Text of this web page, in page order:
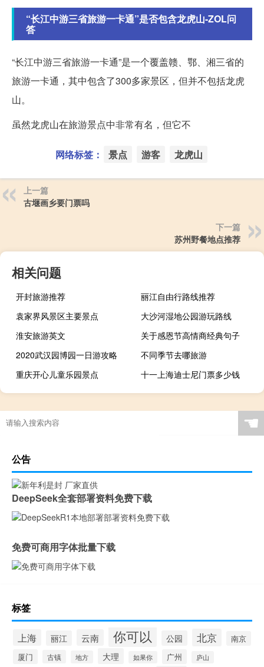
“长江中游三省旅游一卡通”是否包含龙虎山-ZOL问
答
“长江中游三省旅游一卡通”是一个覆盖赣、鄂、湘三省的
旅游一卡通，其中包含了300多家景区，但并不包括龙虎
山。
虽然龙虎山在旅游景点中非常有名，但它不
网络标签： 景点 游客 龙虎山
上一篇
古堰画乡要门票吗
下一篇
苏州野餐地点推荐
相关问题
开封旅游推荐
丽江自由行路线推荐
袁家界风景区主要景点
大沙河湿地公园游玩路线
淮安旅游英文
关于感恩节高情商经典句子
2020武汉园博园一日游攻略
不同季节去哪旅游
重庆开心儿童乐园景点
十一上海迪士尼门票多少钱
☚
公告
DeepSeek全套部署资料免费下载
免费可商用字体批量下载
标签
上海 丽江 云南 你可以 公园 北京
南京
厦门
古镇 地方 大理 如果你 广州 庐山